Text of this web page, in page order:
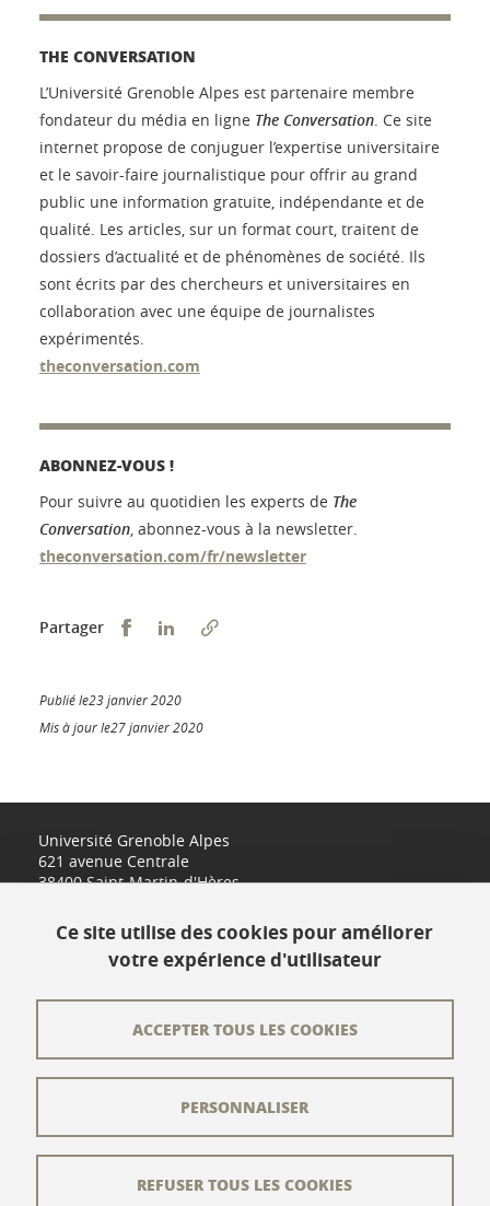
THE CONVERSATION
L’Université Grenoble Alpes est partenaire membre
fondateur du média en ligne The Conversation. Ce site
internet propose de conjuguer l’expertise universitaire
et le savoir-faire journalistique pour offrir au grand
public une information gratuite, indépendante et de
qualité. Les articles, sur un format court, traitent de
dossiers d’actualité et de phénomènes de société. Ils
sont écrits par des chercheurs et universitaires en
collaboration avec une équipe de journalistes
expérimentés.
theconversation.com
ABONNEZ-VOUS !
Pour suivre au quotidien les experts de The
Conversation, abonnez-vous à la newsletter.
theconversation.com/fr/newsletter
Partager Partager sur Facebook
Partager sur LinkedIn
Publié le23 janvier 2020
Mis à jour le27 janvier 2020
Université Grenoble Alpes
621 avenue Centrale
38400 Saint-Martin-d'Hères
L'équipe éditoriale
Crédits
Mentions légales
Ce site utilise des cookies pour améliorer
votre expérience d'utilisateur
ACCEPTER TOUS LES COOKIES
REFUSER TOUS LES COOKIES
PERSONNALISER